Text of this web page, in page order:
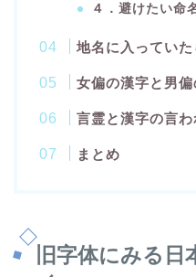
４．避けたい命
地名に入ってい
女偏の漢字と男偏
言霊と漢字の言
まとめ
旧字体にみる